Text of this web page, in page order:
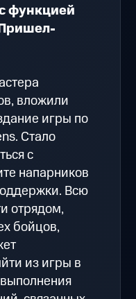
функцией
вложили
игры по
Стало
с
напарников
Всю
отрядом,
бойцов,
из игры в